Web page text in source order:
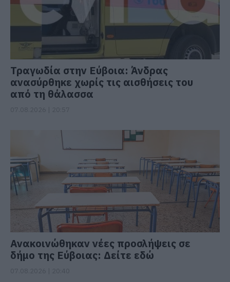
Τραγωδία στην Εύβοια: Άνδρας
ανασύρθηκε χωρίς τις αισθήσεις του
από τη θάλασσα
Ανακοινώθηκαν νέες προσλήψεις σε
δήμο της Εύβοιας: Δείτε εδώ